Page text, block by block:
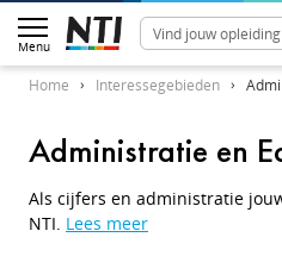
Menu
Home Interessegebieden
Administratie en
Als cijfers en administratie
NTI. Lees meer